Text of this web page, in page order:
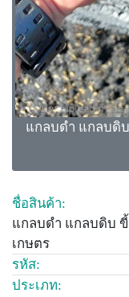
แกลบดำ แกลบดิ
ชื่อสินค้า:
แกลบดำ แกลบดิบ
เกษตร
รหัส:
ประเภท: